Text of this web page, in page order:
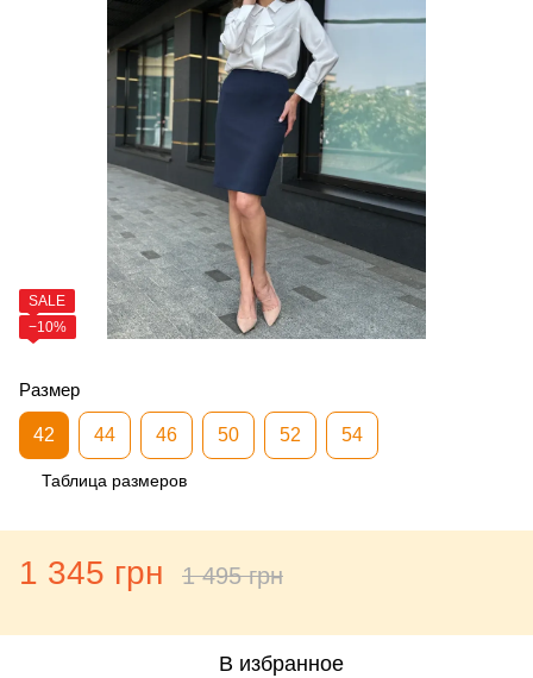
SALE
−10%
Размер
42 44 46 50 52 54
Таблица размеров
1 345 грн 1 495 грн
В избранное